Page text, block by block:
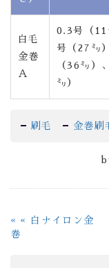
白毛
金巻
Ａ
0.3号（11
号（27㍉
（36㍉）
㍉）
刷毛 金巻刷
«
白ナイロン金
巻